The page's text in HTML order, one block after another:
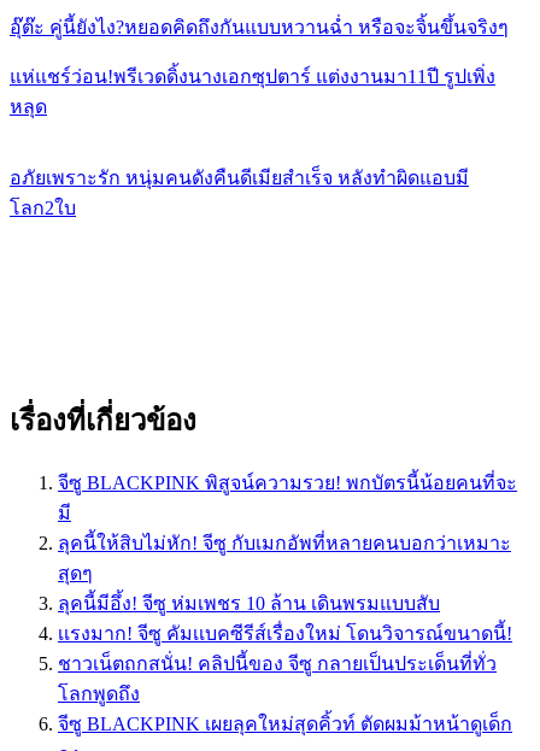
อุ๊ต๊ะ คู่นี้ยังไง?หยอดคิดถึงกันแบบหวานฉ่ำ หรือจะจิ้นขึ้นจริงๆ
แห่แชร์ว่อน!พรีเวดดิ้งนางเอกซุปตาร์ แต่งงานมา11ปี รูปเพิ่ง
หลุด
อภัยเพราะรัก หนุ่มคนดังคืนดีเมียสำเร็จ หลังทำผิดแอบมี
โลก2ใบ
เรื่องที่เกี่ยวข้อง
จีซู BLACKPINK พิสูจน์ความรวย! พกบัตรนี้น้อยคนที่จะ
มี
ลุคนี้ให้สิบไม่หัก! จีซู กับเมกอัพที่หลายคนบอกว่าเหมาะ
สุดๆ
ลุคนี้มีอึ้ง! จีซู ห่มเพชร 10 ล้าน เดินพรมแบบสับ
เเรงมาก! จีซู คัมเเบคซีรีส์เรื่องใหม่ โดนวิจารณ์ขนาดนี้!
ชาวเน็ตถกสนั่น! คลิปนี้ของ จีซู กลายเป็นประเด็นที่ทั่ว
โลกพูดถึง
จีซู BLACKPINK เผยลุคใหม่สุดคิ้วท์ ตัดผมม้าหน้าดูเด็ก